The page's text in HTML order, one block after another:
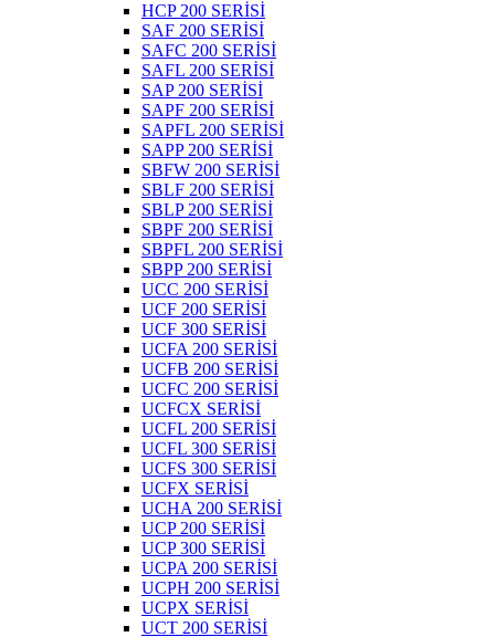
HCP 200 SERİSİ
SAF 200 SERİSİ
SAFC 200 SERİSİ
SAFL 200 SERİSİ
SAP 200 SERİSİ
SAPF 200 SERİSİ
SAPFL 200 SERİSİ
SAPP 200 SERİSİ
SBFW 200 SERİSİ
SBLF 200 SERİSİ
SBLP 200 SERİSİ
SBPF 200 SERİSİ
SBPFL 200 SERİSİ
SBPP 200 SERİSİ
UCC 200 SERİSİ
UCF 200 SERİSİ
UCF 300 SERİSİ
UCFA 200 SERİSİ
UCFB 200 SERİSİ
UCFC 200 SERİSİ
UCFCX SERİSİ
UCFL 200 SERİSİ
UCFL 300 SERİSİ
UCFS 300 SERİSİ
UCFX SERİSİ
UCHA 200 SERİSİ
UCP 200 SERİSİ
UCP 300 SERİSİ
UCPA 200 SERİSİ
UCPH 200 SERİSİ
UCPX SERİSİ
UCT 200 SERİSİ